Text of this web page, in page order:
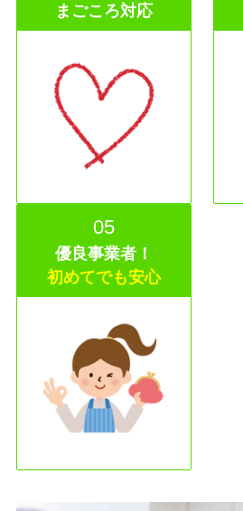
まごころ対応
05
優良事業者！
初めてでも安心